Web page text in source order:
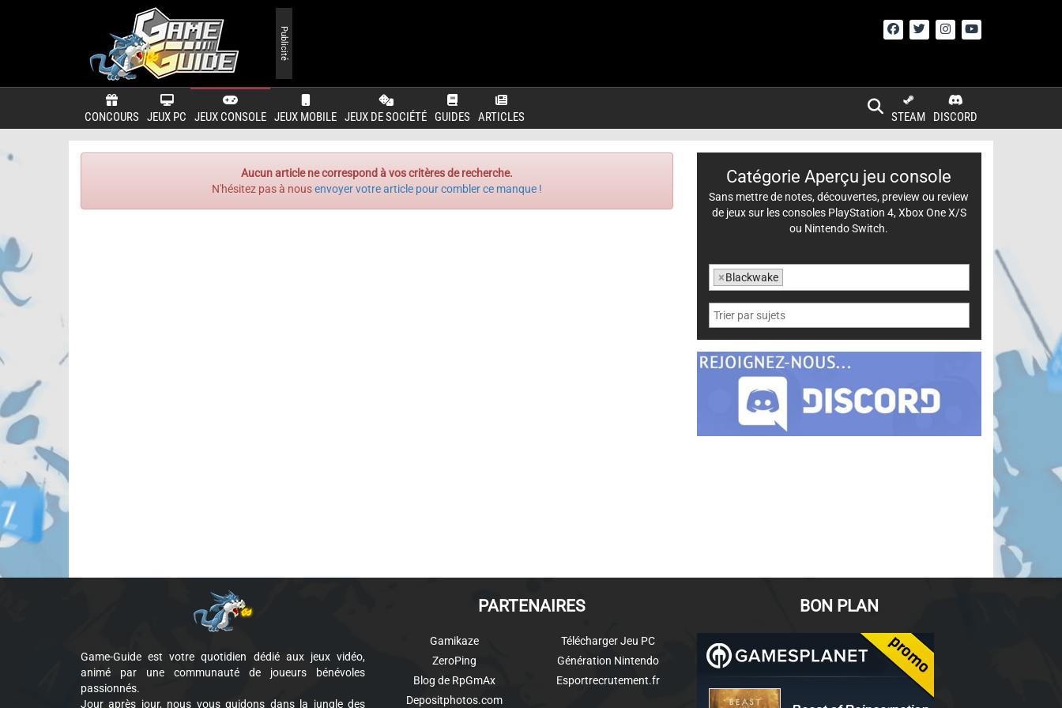
CONCOURS JEUX PC JEUX CONSOLE JEUX MOBILE JEUX DE SOCIÉTÉ GUIDES ARTICLES DISCORD
STEAM
Publicité
Aucun article ne correspond à vos critères de recherche.
N'hésitez pas à nousenvoyer votre article pour combler ce manque !
Catégorie Aperçu jeu console
Sans mettre de notes, découvertes, preview ou review
de jeux sur les consoles PlayStation 4, Xbox One X/S
ou Nintendo Switch.
×Blackwake
Game-Guide est votre quotidien dédié aux jeux vidéo,
animé par une communauté de joueurs bénévoles
passionnés.
Jour après jour, nous vous guidons dans la jungle des
PARTENAIRES
Gamikaze
ZeroPing
Blog de RpGmAx
Depositphotos.com
Télécharger Jeu PC
Génération Nintendo
Esportrecrutement.fr
BON PLAN